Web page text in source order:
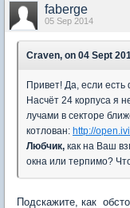
faberge
05 Sep 2014
Craven, on 04 Sept
Привет! Да, если
Насчёт 24 корпуса я
лучами в секторе
котлован: http://
Любчик, как на Ваш
окна или терпимо?
Подскажите, как